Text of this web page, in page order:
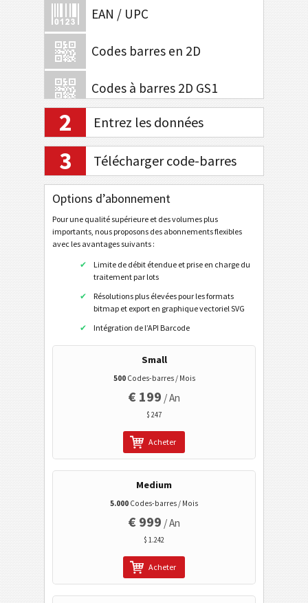
EAN / UPC
Codes barres en 2D
Codes à barres 2D GS1
Banque électronique / SEPA
Tagging mobile
Codes de santé
Code32
Flattermarken
HIBC LIC 128
HIBC LIC 39
HIBC LIC Aztec
HIBC LIC Codablock-F
HIBC LIC Data Matrix
HIBC LIC Micro PDF 417
HIBC LIC PDF417
HIBC LIC QR-Code
HIBC PAS 128
HIBC PAS 39
HIBC PAS Aztec
HIBC PAS Codablock-F
HIBC PAS Data Matrix
HIBC PAS Micro PDF417
HIBC PAS PDF417
2 Entrez les données
3 Télécharger code-barres
Options d’abonnement
Pour une qualité supérieure et des volumes plus
importants, nous proposons des abonnements flexibles
avec les avantages suivants :
Limite de débit étendue et prise en charge du
traitement par lots
Résolutions plus élevées pour les formats
bitmap et export en graphique vectoriel SVG
Intégration de l’API Barcode
Small
500Codes-barres / Mois
€ 199 / An
$ 247
Acheter
Medium
5.000 Codes-barres / Mois
€ 999 / An
$ 1.242
Acheter